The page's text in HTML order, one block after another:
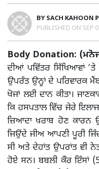
BY SACH KAHOON
PUBLISHED ON SEP
Body Donation:
ਦੀਆਂ ਪਵਿੱਤਰ ਸਿੱਖਿਆਵਾਂ
ਉਪਰੰਤ ਉਨ੍ਹਾਂ ਦੇ ਪਰਿਵਾਰਕ
ਖੋਜਾਂ ਲਈ ਦਾਨ ਕੀਤਾ।
ਕਿ ਹਸਪਤਾਲ ਵਿੱਚ ਜੇਰੇ
ਜ਼ਿਆਦਾ ਖਰਾਬ ਹੋਣ ਕਾਰਨ
ਜਿਉਂਦੇ ਜੀਅ ਆਪਣੀ ਪੂਰੀ
ਸੀ ਅਤੇ ਦੇਹਾਂਤ ਉਪਰਾਂਤ ਵੀ
ਹੋਏ ਸਨ। ਬਬਲੀ ਕੌਰ ਇੰਸਾਂ